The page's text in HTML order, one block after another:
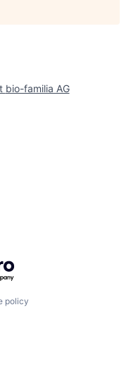
bio-familia AG
policy